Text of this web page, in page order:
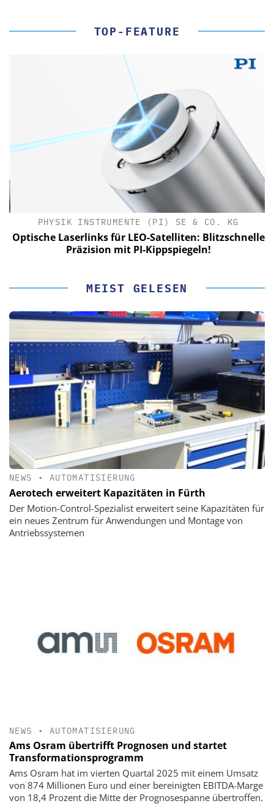
TOP-FEATURE
PHYSIK INSTRUMENTE (PI) SE & CO. KG
Optische Laserlinks für LEO-Satelliten: Blitzschnelle
Präzision mit PI-Kippspiegeln!
MEIST GELESEN
NEWS • AUTOMATISIERUNG
Aerotech erweitert Kapazitäten in Fürth
Der Motion-Control-Spezialist erweitert seine Kapazitäten für
ein neues Zentrum für Anwendungen und Montage von
Antriebssystemen
NEWS • AUTOMATISIERUNG
Ams Osram übertrifft Prognosen und startet
Transformationsprogramm
Ams Osram hat im vierten Quartal 2025 mit einem Umsatz
von 874 Millionen Euro und einer bereinigten EBITDA-Marge
von 18,4 Prozent die Mitte der Prognosespanne übertroffen.